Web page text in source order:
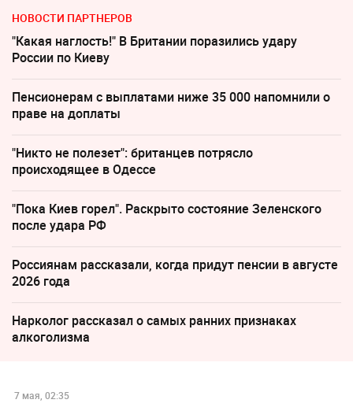
НОВОСТИ ПАРТНЕРОВ
"Какая наглость!" В Британии поразились удару
России по Киеву
Пенсионерам с выплатами ниже 35 000 напомнили о
праве на доплаты
"Никто не полезет": британцев потрясло
происходящее в Одессе
"Пока Киев горел". Раскрыто состояние Зеленского
после удара РФ
Россиянам рассказали, когда придут пенсии в августе
2026 года
Нарколог рассказал о самых ранних признаках
алкоголизма
7 мая, 02:35